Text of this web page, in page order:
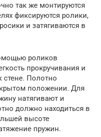
так же монтируются
фиксируются ролики,
и затягиваются в
роликов
прокручивания и
стене. Полотно
положении. Для
натягивают и
должно находиться в
высоте
пружин.